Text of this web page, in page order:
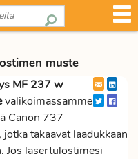
muste
MF 237 w
valikoimassamme
Canon 737
jotka takaavat laadukkaan
Jos lasertulostimesi